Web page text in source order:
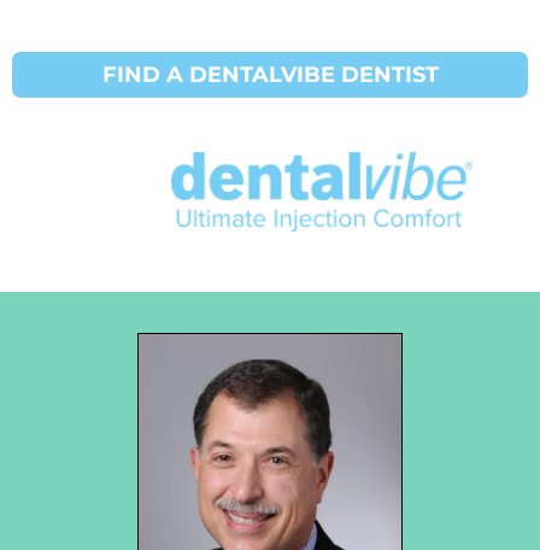
FIND A DENTALVIBE DENTIST